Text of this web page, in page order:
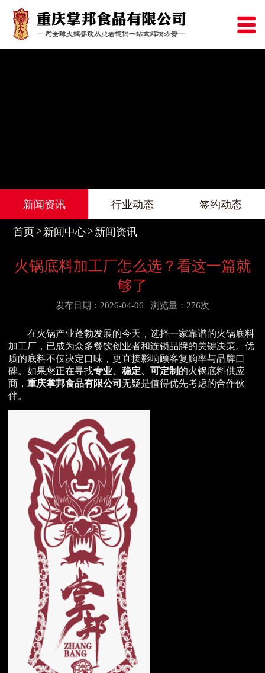
新闻资讯 行业动态 签约动态
首页 新闻中心 新闻资讯
火锅底料加工厂怎么选？看这一篇就
够了
发布日期：2026-04-06 浏览量：276次
在火锅产业蓬勃发展的今天，选择一家靠谱的火锅底料
加工厂，已成为众多餐饮创业者和连锁品牌的关键决策。优
质的底料不仅决定口味，更直接影响顾客复购率与品牌口
碑。如果您正在寻找专业、稳定、可定制 的火锅底料供应
商， 重庆掌邦食品有限公司 无疑是值得优先考虑的合作伙
伴。